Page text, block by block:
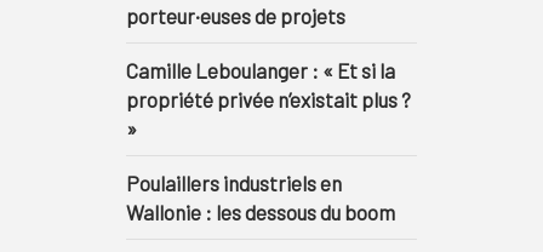
porteur·euses de projets
Camille Leboulanger : « Et si la
propriété privée n’existait plus ?
»
Poulaillers industriels en
Wallonie : les dessous du boom